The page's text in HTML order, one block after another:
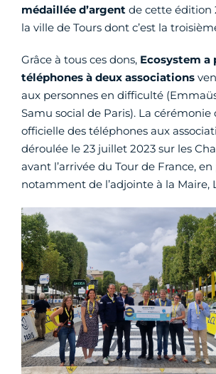
médaillée d’argent de cette édition
la ville de Tours dont c’est la
Grâce à tous ces dons, Ecosystem a
téléphones à deux associations
aux personnes en difficulté
Samu social de Paris). La cérémonie
officielle des téléphones aux
déroulée le 23 juillet 2023 sur les
avant l’arrivée du Tour de France,
notamment de l’adjointe à la Maire,